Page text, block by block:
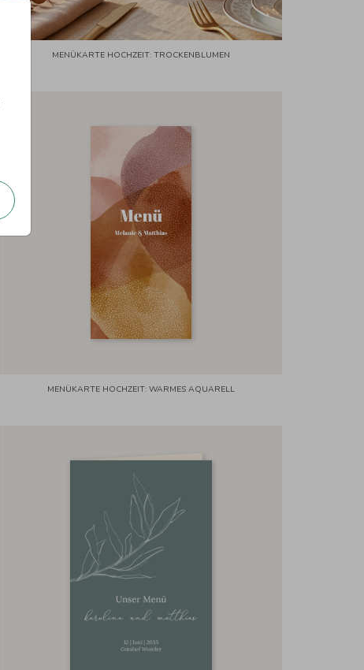
MENÜKARTE HOCHZEIT: TROCKENBLUMEN
MENÜKARTE HOCHZEIT: WARMES AQUARELL